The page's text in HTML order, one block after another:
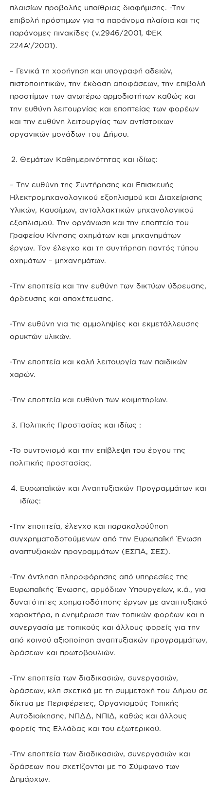
πλαισίων προβολής υπαίθριας διαφήμισης. -Την
επιβολή πρόστιμων για τα παράνομα πλαίσια και τις
παράνομες πινακίδες (ν.2946/2001, ΦΕΚ
224Α’/2001).
– Γενικά τη χορήγηση και υπογραφή αδειών,
πιστοποιητικών, την έκδοση αποφάσεων, την επιβολή
προστίμων των ανωτέρω αρμοδιοτήτων καθώς και
την ευθύνη λειτουργίας και εποπτείας των φορέων
και την ευθύνη λειτουργίας των αντίστοιχων
οργανικών μονάδων του Δήμου.
Θεμάτων Καθημερινότητας και ιδίως:
– Την ευθύνη της Συντήρησης και Επισκευής
Ηλεκτρομηχανολογικού εξοπλισμού και Διαχείρισης
Υλικών, Καυσίμων, ανταλλακτικών μηχανολογικού
εξοπλισμού. Την οργάνωση και την εποπτεία του
Γραφείου Κίνησης οχημάτων και μηχανημάτων
έργων. Τον έλεγχο και τη συντήρηση παντός τύπου
οχημάτων – μηχανημάτων.
-Την εποπτεία και την ευθύνη των δικτύων ύδρευσης,
άρδευσης και αποχέτευσης.
-Την ευθύνη για τις αμμοληψίες και εκμετάλλευσης
ορυκτών υλικών.
-Την εποπτεία και καλή λειτουργία των παιδικών
χαρών.
-Την εποπτεία και ευθύνη των κοιμητηρίων.
Πολιτικής Προστασίας και ιδίως :
-Το συντονισμό και την επίβλεψη του έργου της
πολιτικής προστασίας.
Ευρωπαϊκών και Αναπτυξιακών Προγραμμάτων και
ιδίως:
-Την εποπτεία, έλεγχο και παρακολούθηση
συγχρηματοδοτούμενων από την Ευρωπαϊκή Ένωση
αναπτυξιακών προγραμμάτων (ΕΣΠΑ, ΣΕΣ).
-Την άντληση πληροφόρησης από υπηρεσίες της
Ευρωπαϊκής Ένωσης, αρμόδιων Υπουργείων, κ.ά., για
δυνατότητες χρηματοδότησης έργων με αναπτυξιακό
χαρακτήρα, η ενημέρωση των τοπικών φορέων και η
συνεργασία με τοπικούς και άλλους φορείς για την
από κοινού αξιοποίηση αναπτυξιακών προγραμμάτων,
δράσεων και πρωτοβουλιών.
-Την εποπτεία των διαδικασιών, συνεργασιών,
δράσεων, κλπ σχετικά με τη συμμετοχή του Δήμου σε
δίκτυα με Περιφέρειες, Οργανισμούς Τοπικής
Αυτοδιοίκησης, ΝΠΔΔ, ΝΠΙΔ, καθώς και άλλους
φορείς της Ελλάδας και του εξωτερικού.
-Την εποπτεία των διαδικασιών, συνεργασιών και
δράσεων που σχετίζονται με το Σύμφωνο των
Δημάρχων.